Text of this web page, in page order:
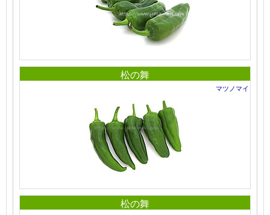
松の舞
マツノマイ
松の舞